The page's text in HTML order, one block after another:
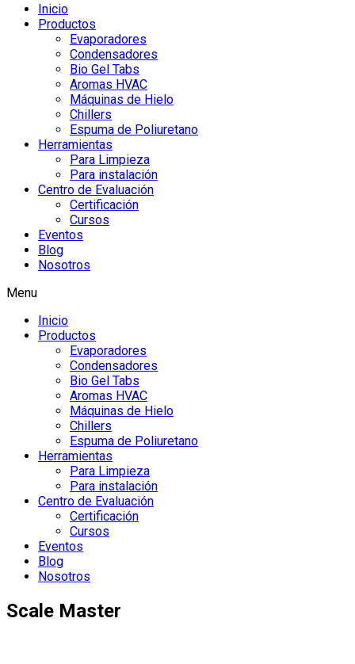
Inicio
Productos
Evaporadores
Condensadores
Bio Gel Tabs
Aromas HVAC
Máquinas de Hielo
Chillers
Espuma de Poliuretano
Herramientas
Para Limpieza
Para instalación
Centro de Evaluación
Certificación
Cursos
Eventos
Blog
Nosotros
Menu
Inicio
Productos
Evaporadores
Condensadores
Bio Gel Tabs
Aromas HVAC
Máquinas de Hielo
Chillers
Espuma de Poliuretano
Herramientas
Para Limpieza
Para instalación
Centro de Evaluación
Certificación
Cursos
Eventos
Blog
Nosotros
Scale Master